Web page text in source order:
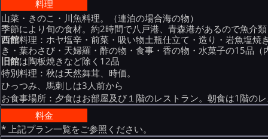
料理
山菜・きのこ・川魚料理。（連泊の場合海の物）
季節により旬の食材。約2時間で八戸港、青森港があるので魚介
西館料理：ホヤ塩辛・前菜・吸い物土瓶仕立て・造り・岩魚塩
き・葉わさび・天婦羅・酢の物・食事・香の物・水菓子の15品
旧館は陶板焼きなど除く12品
特別料理：秋は天然舞茸、時価。
ひっつみ、馬刺しは3人前から
お食事場所：夕食はお部屋及び１階のレストラン。朝食は1階の
料金
* 上記プラン一覧をご参照ください。